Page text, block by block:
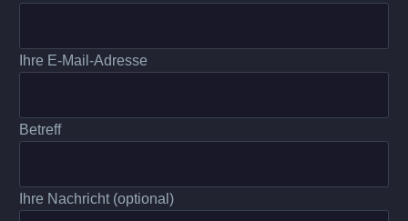
Ihre E-Mail-Adresse
Betreff
Ihre Nachricht (optional)